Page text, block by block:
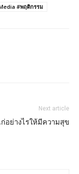
#พฤติกรรม
Next article
อย่างไรให้มีความสุข